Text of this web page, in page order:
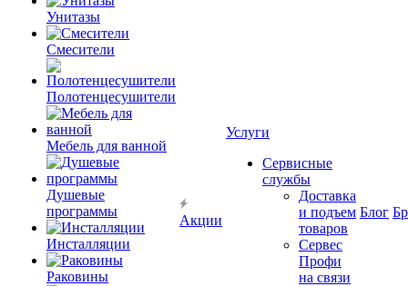
Унитазы
Смесители
Полотенцесушители
Мебель для ванной
Душевые
программы
Инсталляции
Раковины
Акции
Услуги
Сервисные
службы
Доставка
и подъем
товаров
Сервес
Профи
на связи
Блог